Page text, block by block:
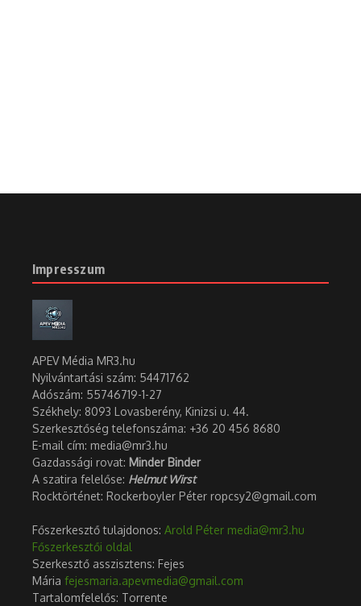
Impresszum
APEV Média MR3.hu
Nyilvántartási szám: 54471762
Adószám: 55746719-1-27
Székhely: 8093 Lovasberény, Kinizsi u. 44.
Szerkesztőség telefonszáma: +36 20 456 8680
E-mail cím: media@mr3.hu
Gazdassági rovat: Minder Binder
A szatira felelőse: Helmut Wirst
Rocktörténet: Rockerboyler Péter ropcsy2@gmail.com
Főszerkesztő tulajdonos: Arold Péter media@mr3.hu
Főszerkesztői oldal
Szerkesztő asszisztens: Fejes
Mária fejesmaria.apevmedia@gmail.com
Tartalomfelelős: Torrente